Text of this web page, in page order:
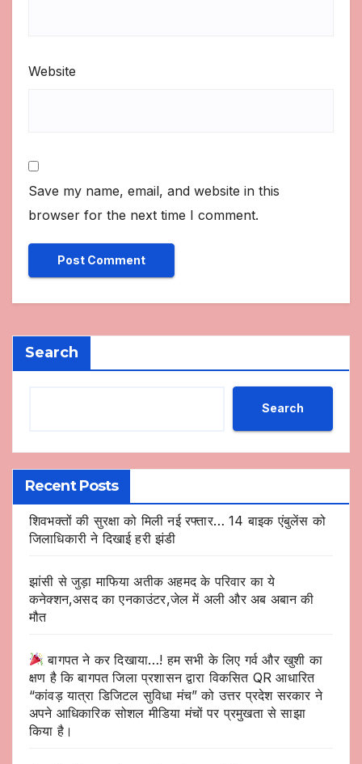
Website
Save my name, email, and website in this
browser for the next time I comment.
Search
Search
Recent Posts
शिवभक्तों की सुरक्षा को मिली नई रफ्तार… 14 बाइक एंबुलेंस को
जिलाधिकारी ने दिखाई हरी झंडी
झांसी से जुड़ा माफिया अतीक अहमद के परिवार का ये
कनेक्शन,असद का एनकाउंटर,जेल में अली और अब अबान की
मौत
बागपत ने कर दिखाया…! हम सभी के लिए गर्व और खुशी का
क्षण है कि बागपत जिला प्रशासन द्वारा विकसित QR आधारित
“कांवड़ यात्रा डिजिटल सुविधा मंच” को उत्तर प्रदेश सरकार ने
अपने आधिकारिक सोशल मीडिया मंचों पर प्रमुखता से साझा
किया है।